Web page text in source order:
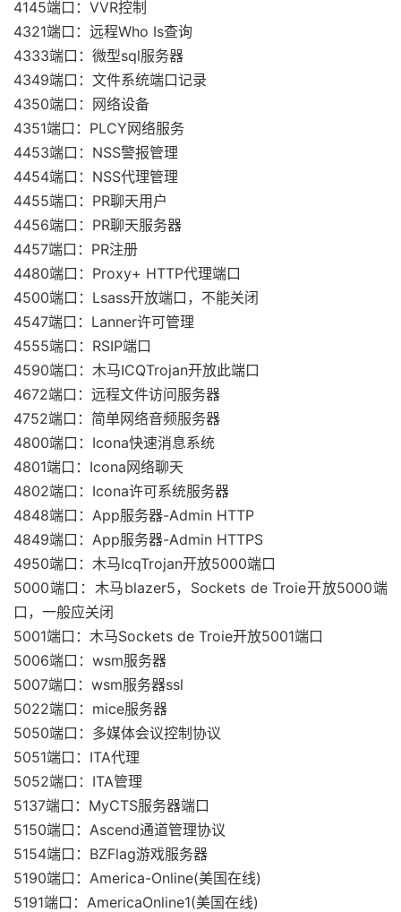
4145端口：VVR控制
4321端口：远程Who Is查询
4333端口：微型sql服务器
4349端口：文件系统端口记录
4350端口：网络设备
4351端口：PLCY网络服务
4453端口：NSS警报管理
4454端口：NSS代理管理
4455端口：PR聊天用户
4456端口：PR聊天服务器
4457端口：PR注册
4480端口：Proxy+ HTTP代理端口
4500端口：Lsass开放端口，不能关闭
4547端口：Lanner许可管理
4555端口：RSIP端口
4590端口：木马ICQTrojan开放此端口
4672端口：远程文件访问服务器
4752端口：简单网络音频服务器
4800端口：Icona快速消息系统
4801端口：Icona网络聊天
4802端口：Icona许可系统服务器
4848端口：App服务器-Admin HTTP
4849端口：App服务器-Admin HTTPS
4950端口：木马IcqTrojan开放5000端口
5000端口：木马blazer5，Sockets de Troie开放5000端
口，一般应关闭
5001端口：木马Sockets de Troie开放5001端口
5006端口：wsm服务器
5007端口：wsm服务器ssl
5022端口：mice服务器
5050端口：多媒体会议控制协议
5051端口：ITA代理
5052端口：ITA管理
5137端口：MyCTS服务器端口
5150端口：Ascend通道管理协议
5154端口：BZFlag游戏服务器
5190端口：America-Online(美国在线)
5191端口：AmericaOnline1(美国在线)